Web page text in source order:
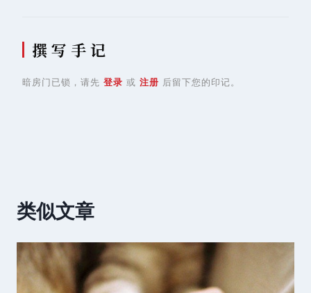
撰 写 手 记
暗房门已锁，请先 登录 或 注册 后留下您的印记。
类似文章